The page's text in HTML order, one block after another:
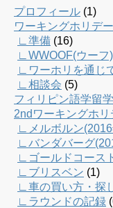
プロフィール (1)
ワーキングホリデ
∟準備 (16)
∟WWOOF(ウーフ)
∟ワーホリを通じ
∟相談会 (5)
フィリピン語学留学
2ndワーキングホ
∟メルボルン
∟バンダバーグ
∟ゴールドコース
∟ブリスベン (1)
∟車の買い方・探
∟ラウンドの記録